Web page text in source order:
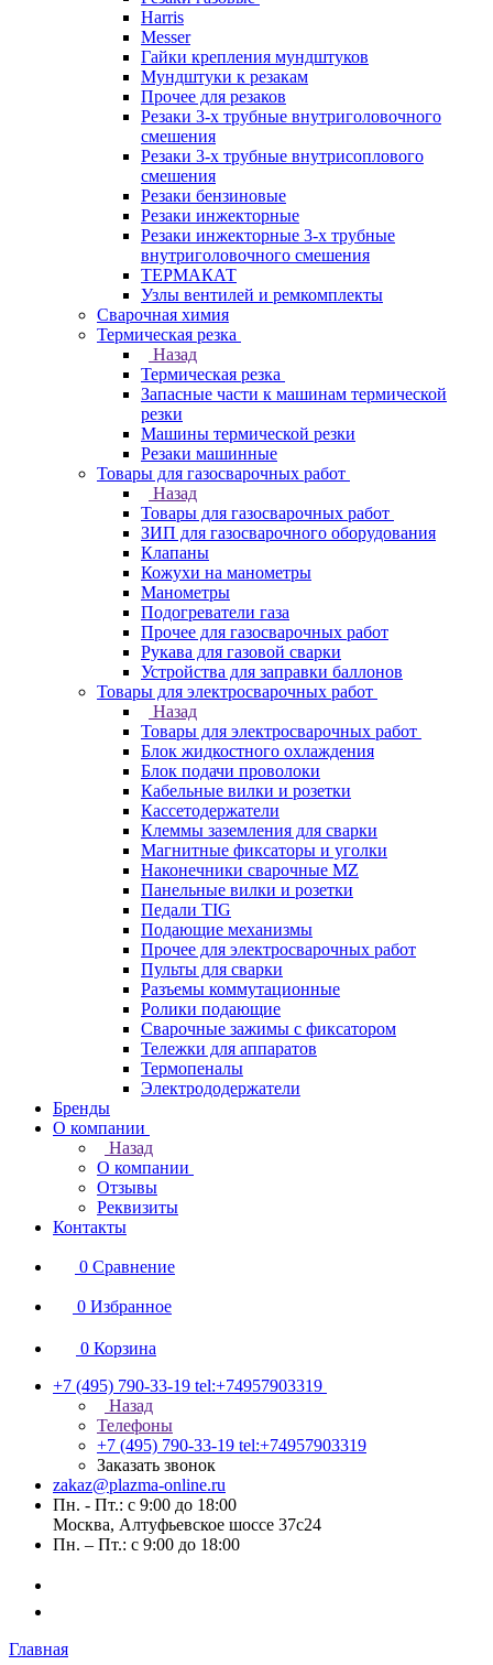
Harris
Messer
Гайки крепления мундштуков
Мундштуки к резакам
Прочее для резаков
Резаки 3-х трубные внутриголовочного
смешения
Резаки 3-х трубные внутрисоплового
смешения
Резаки бензиновые
Резаки инжекторные
Резаки инжекторные 3-х трубные
внутриголовочного смешения
ТЕРМАКАТ
Узлы вентилей и ремкомплекты
Сварочная химия
Термическая резка
Назад
Термическая резка
Запасные части к машинам термической
резки
Машины термической резки
Резаки машинные
Товары для газосварочных работ
Назад
Товары для газосварочных работ
ЗИП для газосварочного оборудования
Клапаны
Кожухи на манометры
Манометры
Подогреватели газа
Прочее для газосварочных работ
Рукава для газовой сварки
Устройства для заправки баллонов
Товары для электросварочных работ
Назад
Товары для электросварочных работ
Блок жидкостного охлаждения
Блок подачи проволоки
Кабельные вилки и розетки
Кассетодержатели
Клеммы заземления для сварки
Магнитные фиксаторы и уголки
Наконечники сварочные MZ
Панельные вилки и розетки
Педали TIG
Подающие механизмы
Прочее для электросварочных работ
Пульты для сварки
Разъемы коммутационные
Ролики подающие
Сварочные зажимы с фиксатором
Тележки для аппаратов
Термопеналы
Электрододержатели
Бренды
О компании
Назад
О компании
Отзывы
Реквизиты
Контакты
0 Сравнение
0 Избранное
0 Корзина
+7 (495) 790-33-19 tel:+74957903319
Назад
Телефоны
+7 (495) 790-33-19 tel:+74957903319
Заказать звонок
zakaz@plazma-online.ru
Пн. - Пт.: с 9:00 до 18:00
Москва, Алтуфьевское шоссе 37с24
Пн. – Пт.: с 9:00 до 18:00
Главная